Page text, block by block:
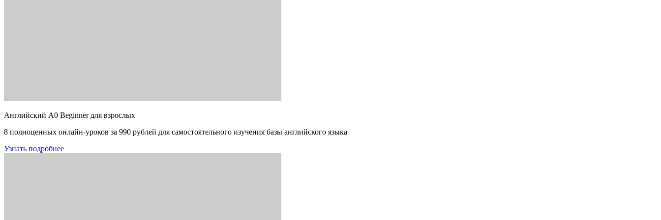
Английский A0 Beginner для взрослых
8 полноценных онлайн-уроков за 990 рублей для самостоятельного изучения базы английского языка
Узнать подробнее